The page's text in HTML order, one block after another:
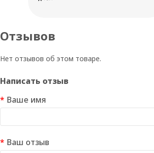
Отзывов
Нет отзывов об этом товаре.
Написать отзыв
Ваше имя
Ваш отзыв